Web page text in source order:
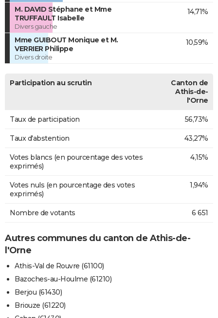
M. DAVID Stéphane et Mme
TRUFFAULT Isabelle
Divers gauche
14,71%
Mme GUIBOUT Monique et M.
VERRIER Philippe
Divers droite
10,59%
Participation au scrutin
Canton de
Athis-de-
l'Orne
Taux de participation 56,73%
Taux d'abstention 43,27%
Votes blancs (en pourcentage des votes
exprimés)
4,15%
Votes nuls (en pourcentage des votes
exprimés)
1,94%
Nombre de votants 6 651
Autres communes du canton de Athis-de-
l'Orne
Athis-Val de Rouvre (61100)
Bazoches-au-Houlme (61210)
Berjou (61430)
Briouze (61220)